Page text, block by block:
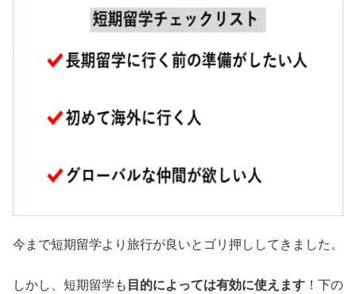
今まで短期留学より旅行が良いとゴリ押ししてきました。
しかし、短期留学も 目的によっては有効に使えます ！下の